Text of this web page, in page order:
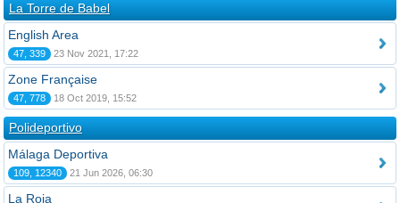
La Torre de Babel
English Area
47, 339 23 Nov 2021, 17:22
Zone Française
47, 778 18 Oct 2019, 15:52
Polideportivo
Málaga Deportiva
109, 12340 21 Jun 2026, 06:30
La Roja